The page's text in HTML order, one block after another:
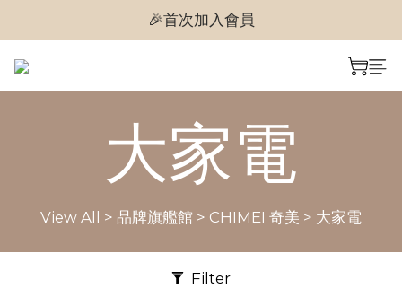
🎉首次加入會員
🎉首次加入會員
大家電
View All > 品牌旗艦館 > CHIMEI 奇美 > 大家電
Filter